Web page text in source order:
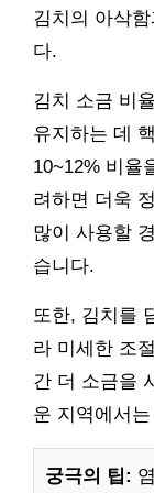
김치의 아삭
다.
김치 소금 비
유지하는 데
10~12% 비율
려하면 더욱
많이 사용할
습니다.
또한, 김치를
라 미세한 조
간 더 소금을
운 지역에서
궁극의 팁: